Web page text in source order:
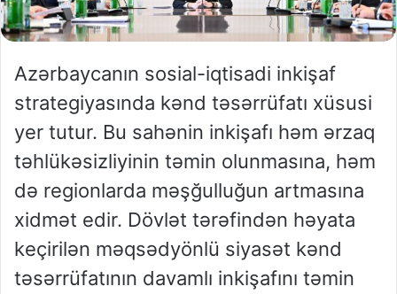
Azərbaycanın sosial-iqtisadi inkişaf
strategiyasında kənd təsərrüfatı xüsusi
yer tutur. Bu sahənin inkişafı həm ərzaq
təhlükəsizliyinin təmin olunmasına, həm
də regionlarda məşğulluğun artmasına
xidmət edir. Dövlət tərəfindən həyata
keçirilən məqsədyönlü siyasət kənd
təsərrüfatının davamlı inkişafını təmin